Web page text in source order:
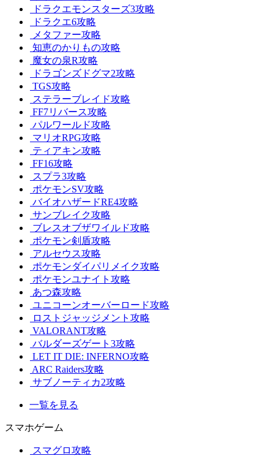
ドラクエモンスターズ3攻略
ドラクエ6攻略
メタファー攻略
知恵のかりもの攻略
魔女の泉R攻略
ドラゴンズドグマ2攻略
TGS攻略
ステラーブレイド攻略
FF7リバース攻略
パルワールド攻略
マリオRPG攻略
ティアキン攻略
FF16攻略
スプラ3攻略
ポケモンSV攻略
バイオハザードRE4攻略
サンブレイク攻略
ブレスオブザワイルド攻略
ポケモン剣盾攻略
アルセウス攻略
ポケモンダイパリメイク攻略
ポケモンユナイト攻略
あつ森攻略
ユニコーンオーバーロード攻略
ロストジャッジメント攻略
VALORANT攻略
バルダーズゲート3攻略
LET IT DIE: INFERNO攻略
ARC Raiders攻略
サブノーティカ2攻略
一覧を見る
スマホゲーム
スマグロ攻略